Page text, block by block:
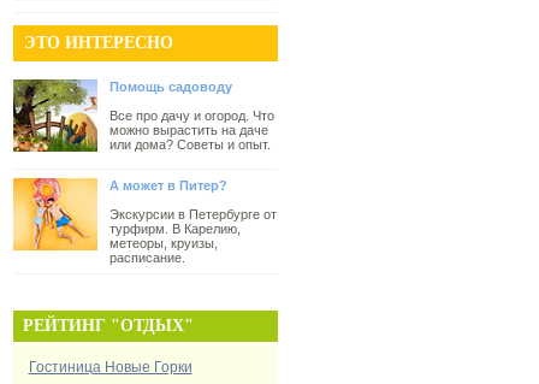
ЭТО ИНТЕРЕСНО
Помощь садоводу
Все про дачу и огород. Что
можно вырастить на даче
или дома? Советы и опыт.
А может в Питер?
Экскурсии в Петербурге от
турфирм. В Карелию,
метеоры, круизы,
расписание.
РЕЙТИНГ "ОТДЫХ"
Гостиница Новые Горки